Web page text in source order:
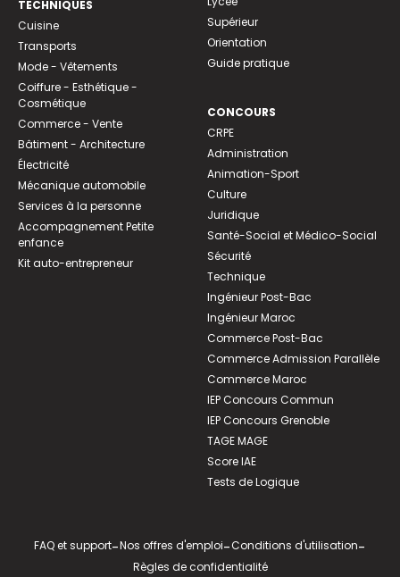
TECHNIQUES
Cuisine
Transports
Mode - Vêtements
Coiffure - Esthétique -
Cosmétique
Commerce - Vente
Bâtiment - Architecture
Électricité
Mécanique automobile
Services à la personne
Accompagnement Petite
enfance
Kit auto-entrepreneur
Supérieur
Orientation
Guide pratique
CONCOURS
CRPE
Administration
Animation-Sport
Culture
Juridique
Santé-Social et Médico-Social
Sécurité
Technique
Ingénieur Post-Bac
Ingénieur Maroc
Commerce Post-Bac
Commerce Admission Parallèle
Commerce Maroc
IEP Concours Commun
IEP Concours Grenoble
TAGE MAGE
Score IAE
Tests de Logique
FAQ et support-Nos offres d'emploi-Conditions d'utilisation-
Règles de confidentialité